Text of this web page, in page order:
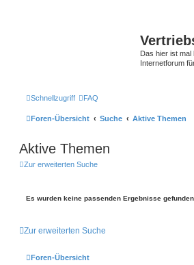
Das hier ist mal
Internetforum
Schnellzugriff FAQ
Foren-Übersicht Suche Aktive Themen
Aktive Themen
Zur erweiterten Suche
Es wurden keine passenden Ergebnisse gefunden.
Zur erweiterten Suche
Foren-Übersicht